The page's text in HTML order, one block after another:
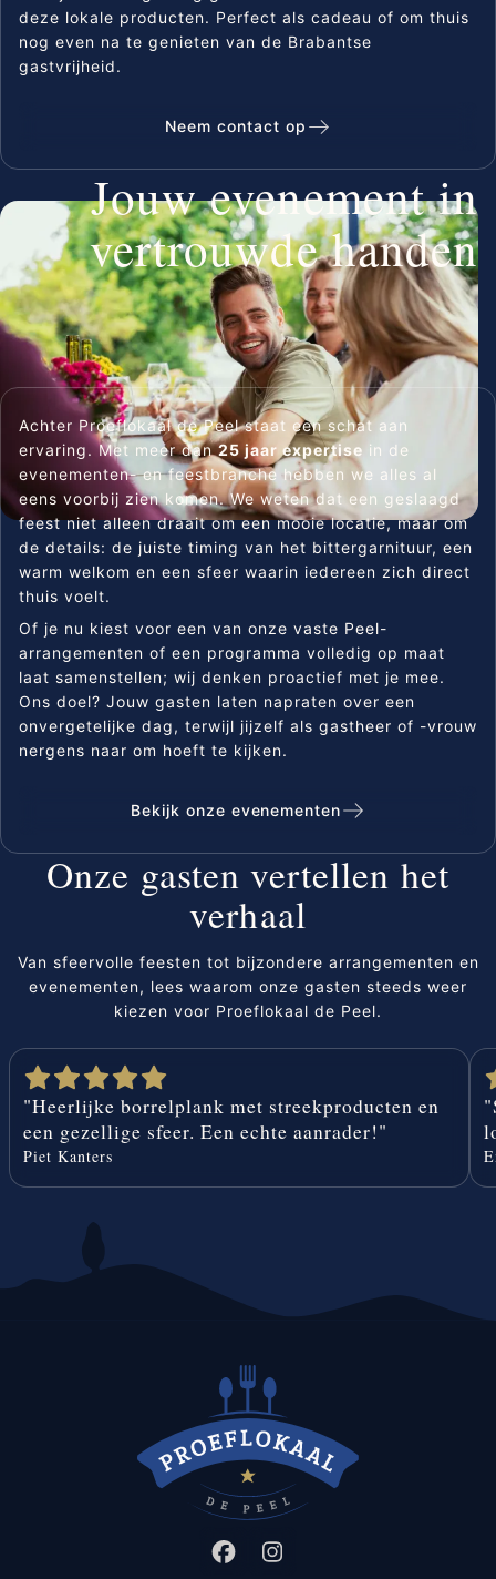
deze lokale producten. Perfect als cadeau of om thuis
nog even na te genieten van de Brabantse
gastvrijheid.
Neem contact op
Jouw evenement in
vertrouwde handen
Achter Proeflokaal de Peel staat een schat aan
ervaring. Met meer dan25 jaar expertise in de
evenementen- en feestbranche hebben we alles al
eens voorbij zien komen. We weten dat een geslaagd
feest niet alleen draait om een mooie locatie, maar om
de details: de juiste timing van het bittergarnituur, een
warm welkom en een sfeer waarin iedereen zich direct
thuis voelt.
Of je nu kiest voor een van onze vaste Peel-
arrangementen of een programma volledig op maat
laat samenstellen; wij denken proactief met je mee.
Ons doel? Jouw gasten laten napraten over een
onvergetelijke dag, terwijl jijzelf als gastheer of -vrouw
nergens naar om hoeft te kijken.
Bekijk onze evenementen
Onze gasten vertellen het
verhaal
Van sfeervolle feesten tot bijzondere arrangementen en
evenementen, lees waarom onze gasten steeds weer
kiezen voor Proeflokaal de Peel.
"Heerlijke borrelplank met streekproducten en
een gezellige sfeer. Een echte aanrader!"
Piet Kanters